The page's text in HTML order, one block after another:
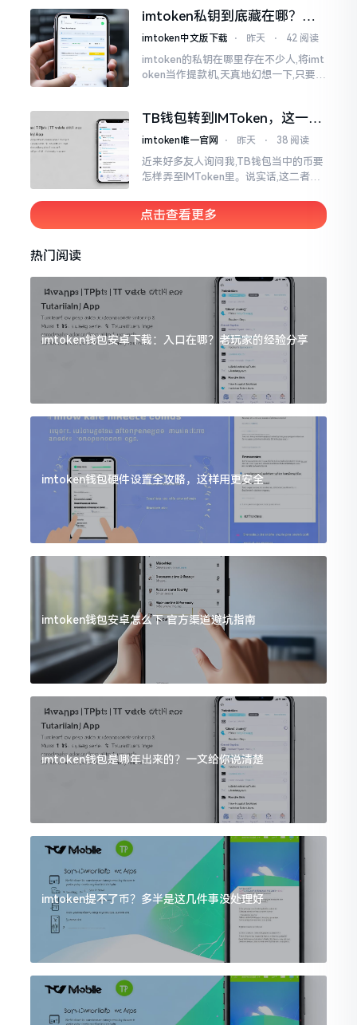
似乎相似
imtoken私钥到底藏在哪？别
慌，找对地方才安心
imtoken中文版下载 ⋅ 昨天 ⋅ 42 阅读
imtoken的私钥在哪里存在不少人,将imt
oken当作提款机,天真地幻想一下,只要把
TB钱包转到IMToken，这一步
别走错
imtoken唯一官网 ⋅ 昨天 ⋅ 38 阅读
近来好多友人询问我,TB钱包当中的币要
怎样弄至IMToken里。说实话,这二者皆
作方面的确得细致些。好多人转着转着
就迷糊了
点击查看更多
热门阅读
imtoken钱包安卓下载：入口在哪？老玩家的经验分享
imtoken钱包硬件设置全攻略，这样用更安全
imtoken钱包安卓怎么下 官方渠道避坑指南
imtoken钱包是哪年出来的？一文给你说清楚
imtoken提不了币？多半是这几件事没处理好